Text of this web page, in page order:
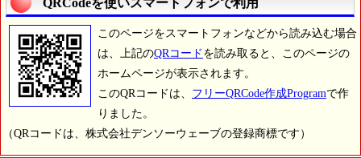
QRCodeを使いスマートフォンで利用
このページをスマートフォンなどから読み込む場合
は、上記のQRコード を読み取ると、このページの
ホームページが表示されます。
このQRコードは、 フリーQRCode作成Programで作
りました。
（QRコードは、株式会社デンソーウェーブの登録商標です）